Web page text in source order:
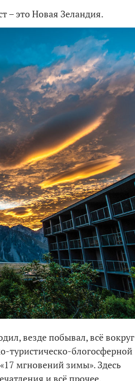
– это Новая Зеландия.
везде побывал, всё вокруг
туристическо-блогосферной
мгновений зимы». Здесь
и всё прочее,